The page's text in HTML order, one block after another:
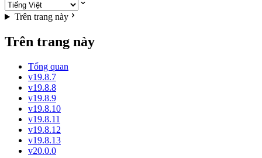
Trên trang này
Trên trang này
Tổng quan
v19.8.7
v19.8.8
v19.8.9
v19.8.10
v19.8.11
v19.8.12
v19.8.13
v20.0.0